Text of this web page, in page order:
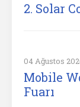
2. Solar
04 Ağustos
Mobile
Fuarı